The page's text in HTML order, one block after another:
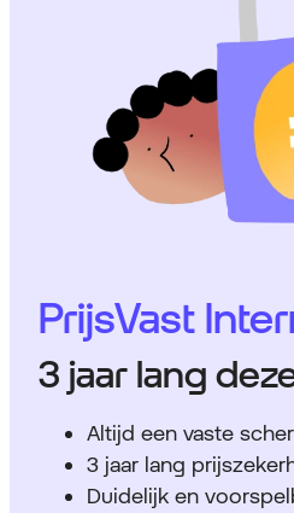
PrijsVast
3 jaar lang
Altijd een vaste
3 jaar lang
Duidelijk en